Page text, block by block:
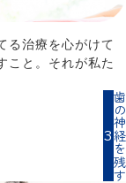
る治療を心がけて
こと。それが私た
3 歯の神